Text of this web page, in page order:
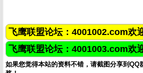
飞鹰联盟论坛：4001002.com欢
飞鹰联盟论坛：4001003.com欢
如果您觉得本站的资料不错，请截图分享到QQ